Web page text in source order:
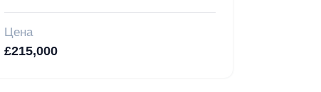
Цена
£215,000